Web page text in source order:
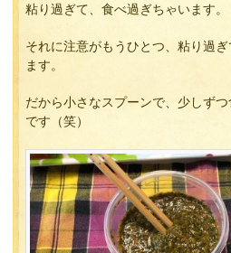
粘り過ぎて、食べ過ぎちゃいます。
それに注意がもうひとつ、粘り過
ます。
だから小さなスプーンで、少しず
です（笑）